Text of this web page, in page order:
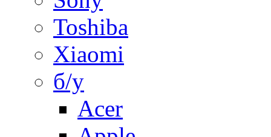
Toshiba
Xiaomi
б/у
Acer